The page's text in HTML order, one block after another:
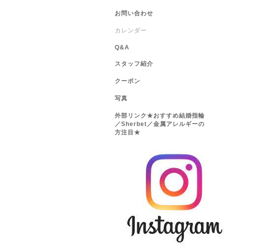
お問い合わせ
カレンダー
Q&A
スタッフ紹介
クーポン
写真
外部リンク★おすすめ結婚指輪
／Sherbet／金属アレルギーの
方注目★